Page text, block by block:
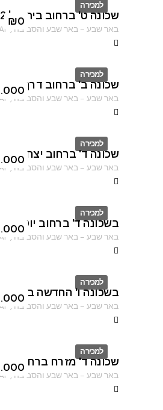
למכירה
ID
₪0
שכונה ט' ברחוב בית אל 2
באר שבע–באר שבע והסביבה ,
AF
למכירה
ID
שכונה ב' ברחוב דרך מצדה
באר שבע–באר שבע והסביבה ,
AF
למכירה
ID
שכונה ד' ברחוב יצחק
באר שבע–באר שבע והסביבה ,
AF
למכירה
ID
בשכונה ד' ברחוב יוטבתה
באר שבע–באר שבע והסביבה ,
AF
למכירה
ID
בשכונה ו' החדשה ברחוב
באר שבע–באר שבע והסביבה ,
AF
למכירה
ID
שכונה ד' מזרח ברחוב
באר שבע–באר שבע והסביבה ,
AF